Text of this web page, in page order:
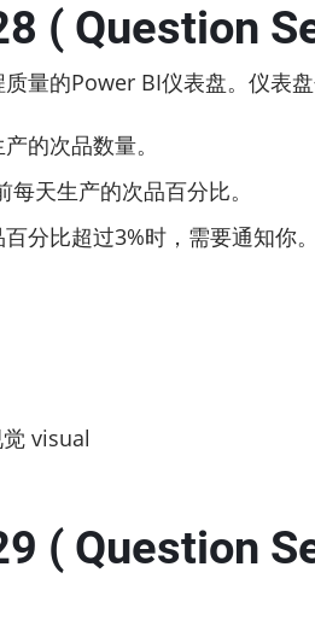
( Question
量的Power BI仪表盘。仪表
的次品数量。
天生产的次品百分比。
分比超过3%时，需要通知你。
visual
( Question